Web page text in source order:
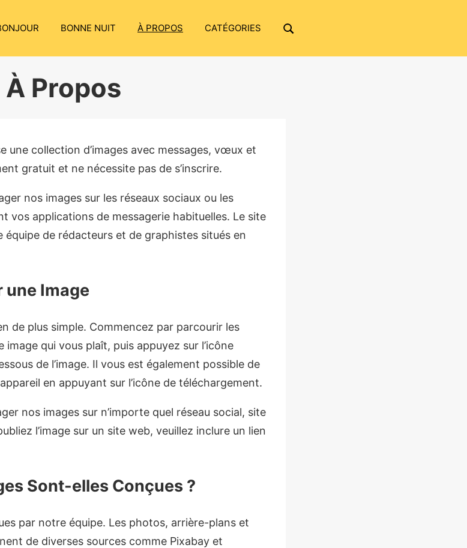
BONNE NUIT À PROPOS CATÉGORIES
À Propos
une collection d’images avec messages, vœux et
gratuit et ne nécessite pas de s’inscrire.
nos images sur les réseaux sociaux ou les
vos applications de messagerie habituelles. Le site
de rédacteurs et de graphistes situés en
une Image
de plus simple. Commencez par parcourir les
image qui vous plaît, puis appuyez sur l’icône
de l’image. Il vous est également possible de
en appuyant sur l’icône de téléchargement.
nos images sur n’importe quel réseau social, site
l’image sur un site web, veuillez inclure un lien
Sont-elles Conçues ?
par notre équipe. Les photos, arrière-plans et
de diverses sources comme Pixabay et